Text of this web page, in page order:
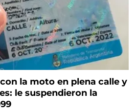
la moto en plena calle y
le suspendieron la